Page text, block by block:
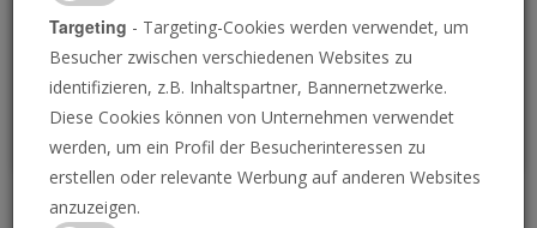
P
Targeting - Targeting-Cookies werden verwendet, um
Besucher zwischen verschiedenen Websites zu
identifizieren, z.B. Inhaltspartner, Bannernetzwerke.
Diese Cookies können von Unternehmen verwendet
werden, um ein Profil der Besucherinteressen zu
erstellen oder relevante Werbung auf anderen Websites
anzuzeigen.